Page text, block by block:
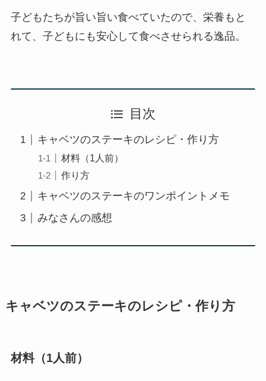
子どもたちが旨い旨い食べていたので、栄養もと
れて、子どもにも安心して食べさせられる逸品。
目次
キャベツのステーキのレシピ・作り方
材料（1人前）
作り方
キャベツのステーキのワンポイントメモ
みなさんの感想
キャベツのステーキのレシピ・作り方
材料（1人前）